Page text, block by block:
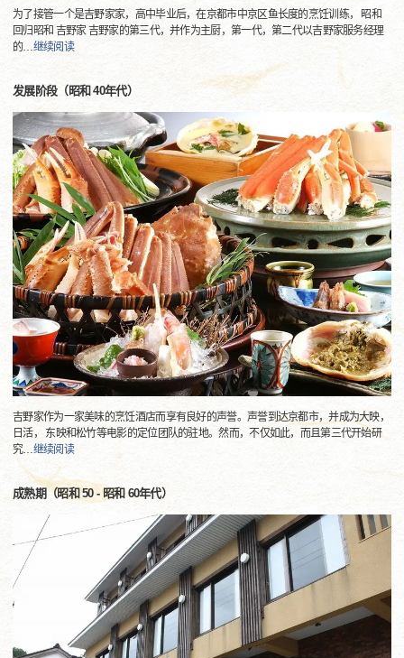
为了接管一个是吉野家家，高中毕业后，在京都市中京区鱼长度的烹饪训练， 昭和
回归昭和 吉野家 吉野家的第三代，并作为主厨，第一代，第二代以吉野家服务经理
的…继续阅读
发展阶段（昭和 40年代）
吉野家作为一家美味的烹饪酒店而享有良好的声誉。声誉到达京都市，并成为大映，
日活， 东映和松竹等电影的定位团队的驻地。然而，不仅如此，而且第三代开始研
究…继续阅读
成熟期（昭和 50 - 昭和 60年代）